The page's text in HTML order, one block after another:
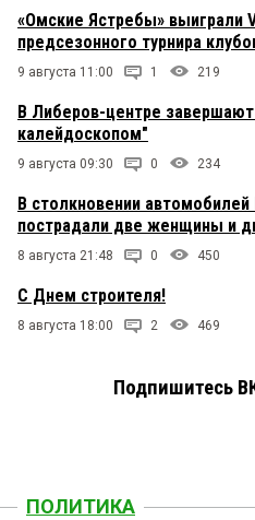
«Омские Ястребы» выиграли
предсезонного турнира
9 августа 11:00 1 219
В Либеров-центре
калейдоскопом"
9 августа 09:30 0 234
В столкновении
пострадали две женщины и
8 августа 21:48 0 450
С Днем строителя!
8 августа 18:00 2 469
Подпишитесь
ПОЛИТИКА